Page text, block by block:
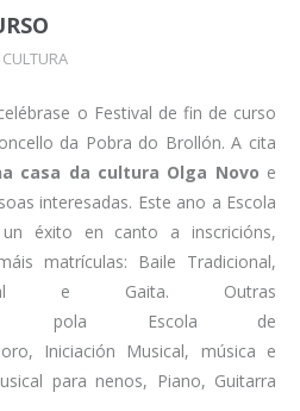
CULTURA
o Festival de fin de curso
da Pobra do Brollón. A cita
casa da cultura Olga Novo e
interesadas. Este ano a Escola
éxito en canto a inscricións,
matrículas: Baile Tradicional,
e Gaita. Outras
pola Escola de
Iniciación Musical, música e
para nenos, Piano, Guitarra